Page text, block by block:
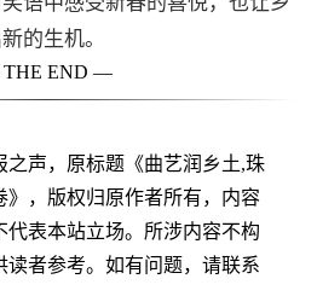
的生机。
END —
之声，原标题《曲艺润乡土,珠
》，版权归原作者所有，内容
代表本站立场。所涉内容不构
读者参考。如有问题，请联系